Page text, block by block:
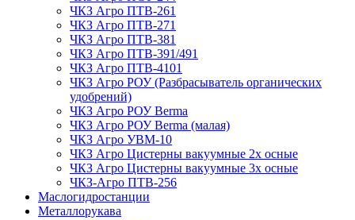
ЧКЗ Агро ПТВ-261
ЧКЗ Агро ПТВ-271
ЧКЗ Агро ПТВ-381
ЧКЗ Агро ПТВ-391/491
ЧКЗ Агро ПТВ-4101
ЧКЗ Агро РОУ (Разбрасыватель органических
удобрений)
ЧКЗ Агро РОУ Berma
ЧКЗ Агро РОУ Berma (малая)
ЧКЗ Агро УВМ-10
ЧКЗ Агро Цистерны вакуумные 2х осные
ЧКЗ Агро Цистерны вакуумные 3х осные
ЧКЗ-Агро ПТВ-256
Маслогидростанции
Металлорукава